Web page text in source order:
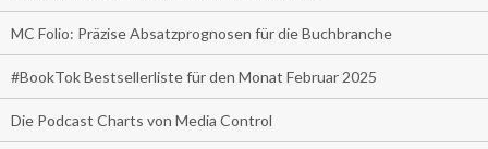
MC Folio: Präzise Absatzprognosen für die Buchbranche
#BookTok Bestsellerliste für den Monat Februar 2025
Die Podcast Charts von Media Control